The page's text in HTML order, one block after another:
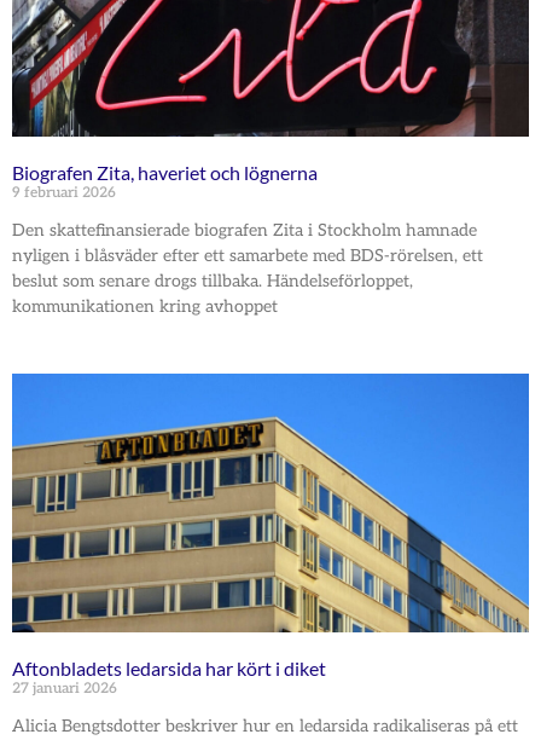
Biografen Zita, haveriet och lögnerna
9 februari 2026
Den skattefinansierade biografen Zita i Stockholm hamnade
nyligen i blåsväder efter ett samarbete med BDS-rörelsen, ett
beslut som senare drogs tillbaka. Händelseförloppet,
kommunikationen kring avhoppet
Aftonbladets ledarsida har kört i diket
27 januari 2026
Alicia Bengtsdotter beskriver hur en ledarsida radikaliseras på ett